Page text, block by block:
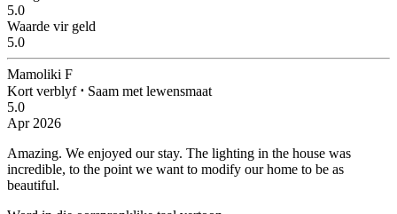
5.0
Waarde vir geld
5.0
Mamoliki F
Kort verblyf ⋅ Saam met lewensmaat
5.0
Apr 2026
Amazing. We enjoyed our stay. The lighting in the house was
incredible, to the point we want to modify our home to be as
beautiful.